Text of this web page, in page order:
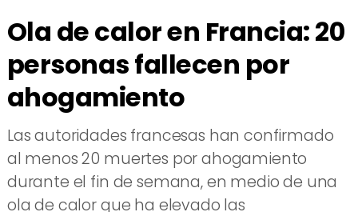
Ola de calor en Francia: 20
personas fallecen por
ahogamiento
Las autoridades francesas han confirmado
al menos 20 muertes por ahogamiento
durante el fin de semana, en medio de una
ola de calor que ha elevado las